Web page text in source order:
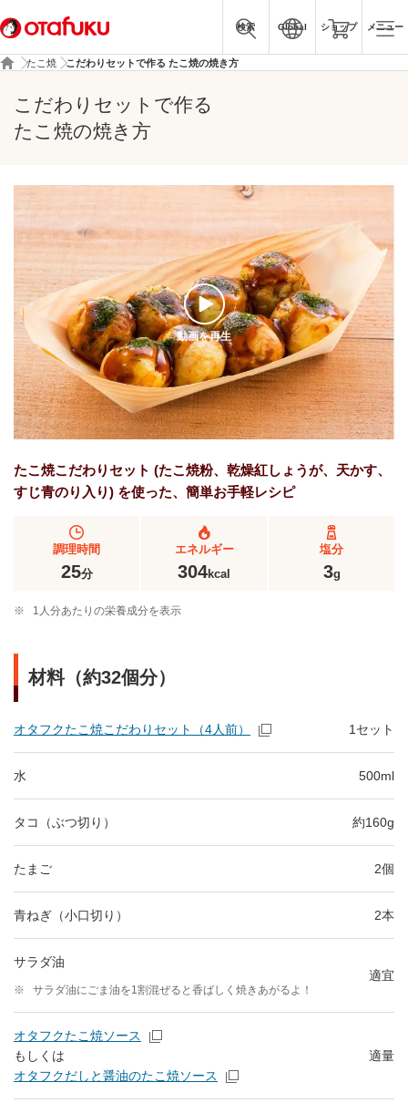
検索 Global ショップ メニュー
たこ焼 こだわりセットで作る たこ焼の焼き方
こだわりセットで作る
たこ焼の焼き方
たこ焼こだわりセット (たこ焼粉、乾燥紅しょうが、天かす、
すじ青のり入り) を使った、簡単お手軽レシピ
調理時間
25分
エネルギー
304kcal
塩分
3g
※ 1人分あたりの栄養成分を表示
材料（約32個分）
オタフクたこ焼こだわりセット（4人前） 1セット
水 500ml
タコ（ぶつ切り） 約160g
たまご 2個
青ねぎ（小口切り） 2本
サラダ油
※ サラダ油にごま油を1割混ぜると香ばしく焼きあがるよ！
適宜
オタフクたこ焼ソース
もしくは
オタフクだしと醤油のたこ焼ソース
適量